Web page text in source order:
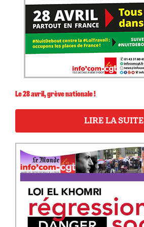
Le 28 avril, grève nationale !
LIRE LA SUITE